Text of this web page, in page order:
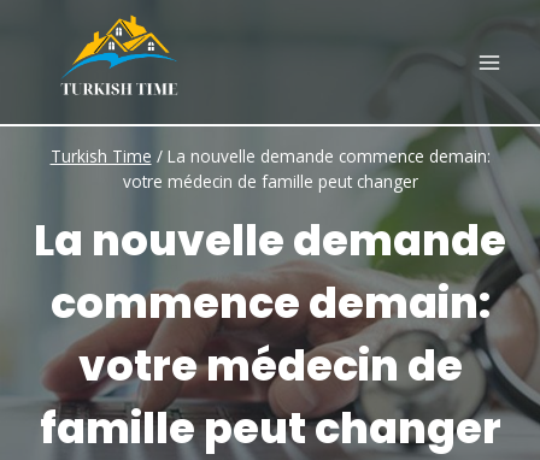
content
Turkish Time / La nouvelle demande commence demain:
votre médecin de famille peut changer
La nouvelle demande
commence demain:
votre médecin de
famille peut changer